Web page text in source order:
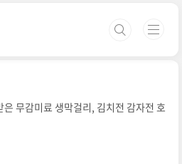
무감미료 생막걸리, 김치전 감자전 호